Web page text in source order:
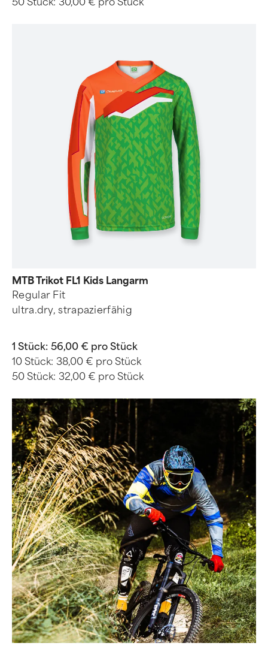
MTB Trikot FL1 Kids Langarm
Regular Fit
ultra.dry, strapazierfähig
1 Stück: 56,00 € pro Stück
10 Stück: 38,00 € pro Stück
50 Stück: 32,00 € pro Stück